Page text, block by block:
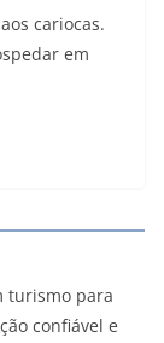
cariocas.
em
turismo para
confiável e